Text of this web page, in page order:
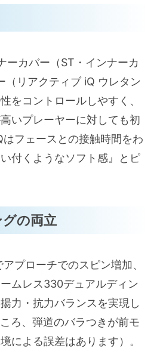
ーカバー（ST・インナーカ
リアクティブ iQ ウレタン
をコントロールしやすく、
いプレーヤーに対しても初
フェースとの接触時間をわ
付くようなソフト感』とピ
の両立
プローチでのスピン増加、
ムレス330デュアルディン
力・抗力バランスを実現し
ろ、弾道のバラつきが前モ
による誤差はあります）。